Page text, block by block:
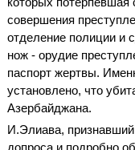
совершения
отделение полиции и
нож - орудие
паспорт жертвы.
установлено, что
Азербайджана.
И.Элиава,
допроса и подробно